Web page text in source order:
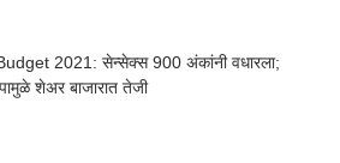
2021: सेन्सेक्स 900 अंकांनी वधारला;
शेअर बाजारात तेजी